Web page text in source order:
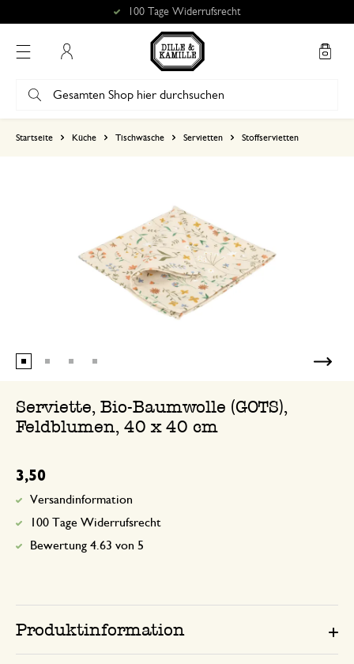
100 Tage Widerrufsrecht
Startseite Küche Tischwäsche Servietten Stoffservietten
Serviette, Bio-Baumwolle (GOTS),
Feldblumen, 40 x 40 cm
3,50
Versandinformation
100 Tage Widerrufsrecht
Bewertung 4.63 von 5
Produktinformation